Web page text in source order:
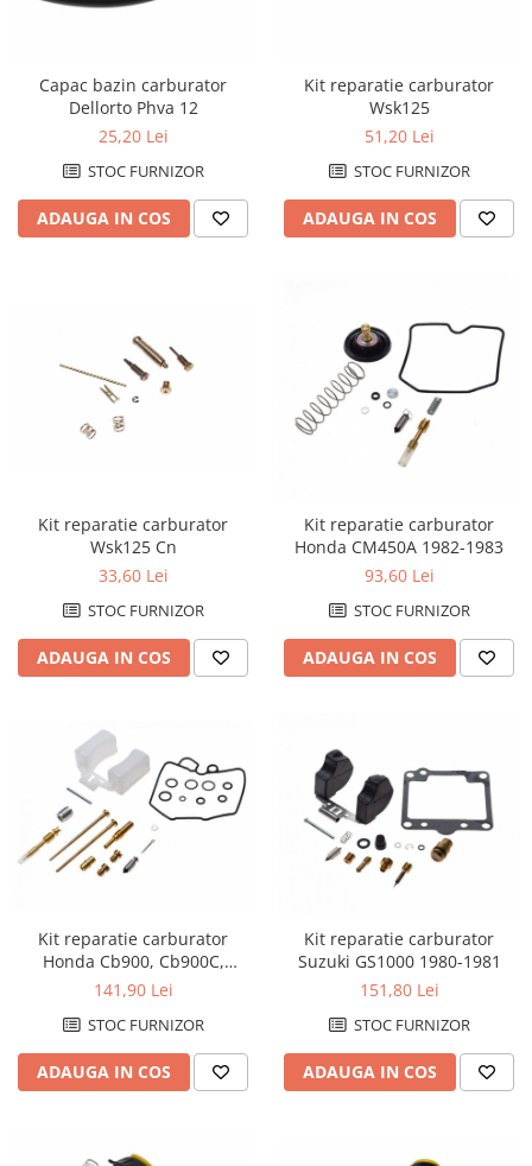
Suspensie
Amortizoare fata
Amortizoare spate
Protectii telescoape
Semeringuri amortizore /
telescoape
Abtibilde
Protectie Rezervor
Accesorii puig
Directie
Set cap de bara
Parbriz
Pedale pornire
Pedale schimbator
Plasticuri Enduro/Mx
Protectii cadru / motor
Protectii Polisport
Rulmenti ghidon
Kit rulmenti ghidon
Suport pasager PUIG
Suport/Suruburi/Piulite/Cleme
Capac bazin carburator
Dellorto Phva 12
25,20 Lei
STOC FURNIZOR
ADAUGA IN COS
Kit reparatie carburator
Wsk125
51,20 Lei
STOC FURNIZOR
ADAUGA IN COS
Kit reparatie carburator
Wsk125 Cn
33,60 Lei
STOC FURNIZOR
ADAUGA IN COS
Kit reparatie carburator
Honda CM450A 1982-1983
93,60 Lei
STOC FURNIZOR
ADAUGA IN COS
Kit reparatie carburator
Honda Cb900, Cb900C,
Cb900F, Cb1000
141,90 Lei
STOC FURNIZOR
ADAUGA IN COS
Kit reparatie carburator
Suzuki GS1000 1980-1981
151,80 Lei
STOC FURNIZOR
ADAUGA IN COS